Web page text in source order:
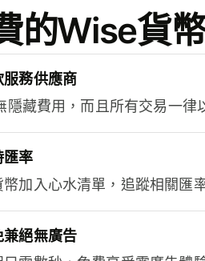
的Wise貨
服務供應商
隱藏費用，而且所有交易一律
匯率
加入心水清單，追蹤相關匯
兼絕無廣告